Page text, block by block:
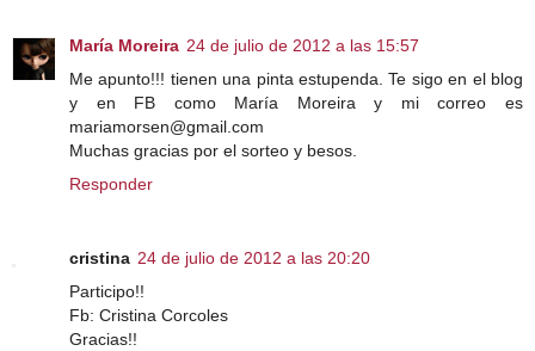
María Moreira 24 de julio de 2012 a las 15:57
Me apunto!!! tienen una pinta estupenda. Te sigo en el blog
y en FB como María Moreira y mi correo es
mariamorsen@gmail.com
Muchas gracias por el sorteo y besos.
Responder
cristina 24 de julio de 2012 a las 20:20
Participo!!
Fb: Cristina Corcoles
Gracias!!